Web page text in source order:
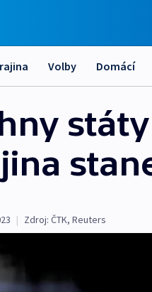
Volby Domácí
| Zdroj: ČTK, Reuters